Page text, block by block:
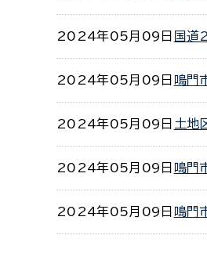
2024年05月09日 国道
2024年05月09日 鳴門
2024年05月09日 土地
2024年05月09日 鳴門
2024年05月09日 鳴門